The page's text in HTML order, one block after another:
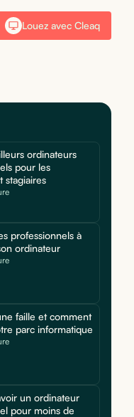
Louez avec Cleaq
ordinateurs
pour les
stagiaires
professionnels à
ordinateur
faille et comment
parc informatique
un ordinateur
pour moins de